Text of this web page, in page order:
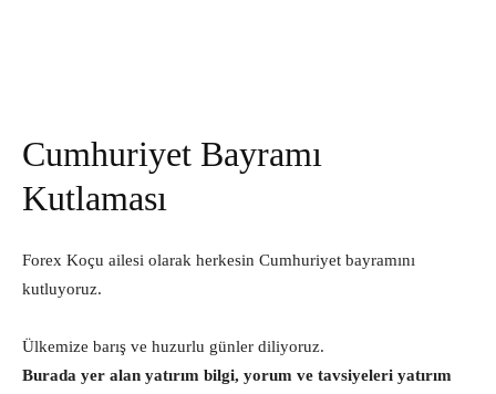
Cumhuriyet Bayramı
Kutlaması
Forex Koçu ailesi olarak herkesin Cumhuriyet bayramını
kutluyoruz.
Ülkemize barış ve huzurlu günler diliyoruz.
Burada yer alan yatırım bilgi, yorum ve tavsiyeleri yatırım